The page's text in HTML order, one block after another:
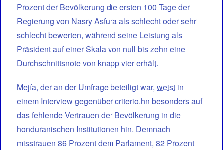
Prozent der Bevölkerung die ersten 100 Tage der
Regierung von Nasry Asfura als schlecht oder sehr
schlecht bewerten, während seine Leistung als
Präsident auf einer Skala von null bis zehn eine
Durchschnittsnote von knapp viererhält.
Mejía, der an der Umfrage beteiligt war, weist in
einem Interview gegenüber criterio.hn besonders auf
das fehlende Vertrauen der Bevölkerung in die
honduranischen Institutionen hin. Demnach
misstrauen 86 Prozent dem Parlament, 82 Prozent